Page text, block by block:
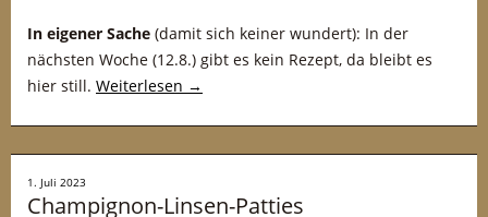
In eigener Sache (damit sich keiner wundert): In der
nächsten Woche (12.8.) gibt es kein Rezept, da bleibt es
hier still. Weiterlesen →
1. Juli 2023
Champignon-Linsen-Patties